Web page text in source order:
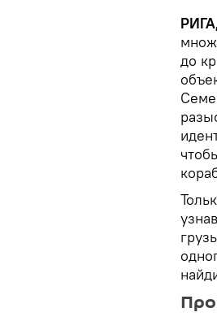
до